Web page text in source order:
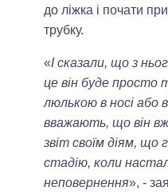
до ліжка і почати
трубку.
«І сказали, що з
це він буде просто
люлькою в носі або
вважають, що він
звіт своїм діям, що
стадію, коли
неповернення», -